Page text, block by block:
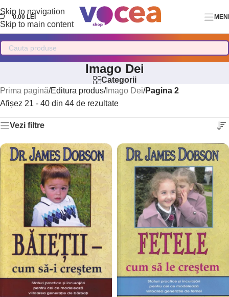
Skip to navigation
Skip to main content
0.00 LEI
Imago Dei
Categorii
Prima pagină/Editura produs/Imago Dei/Pagina 2
Afișez 21 - 40 din 44 de rezultate
Vezi filtre